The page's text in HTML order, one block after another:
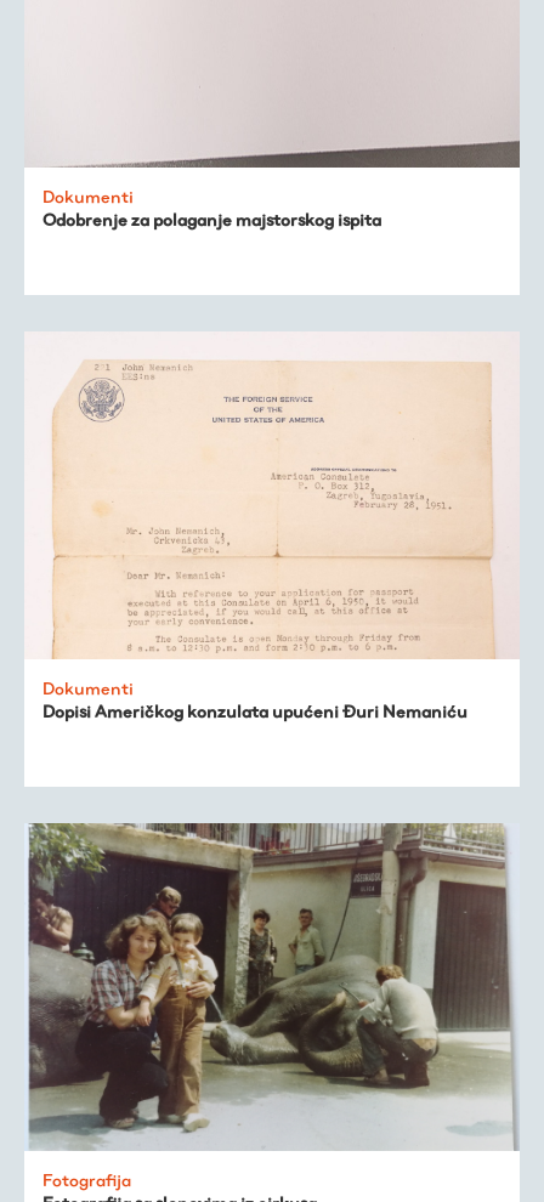
Virtualni program
Trešnjevačka
kronologija
Publikacije
O nama
Dokumenti
Odobrenje za polaganje majstorskog ispita
Dokumenti
Dopisi Američkog konzulata upućeni Đuri Nemaniću
Fotografija